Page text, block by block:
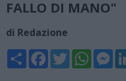
FALLO DI MANO"
di Redazione
Share FacebookTwitter